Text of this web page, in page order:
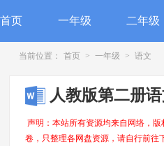
首页 一年级 二年级
当前位置： 首页 > 一年级 > 语文
人教版第二册
声明：本站所有资源均来自网络，
卷，只整理各网盘资源，请自行前往